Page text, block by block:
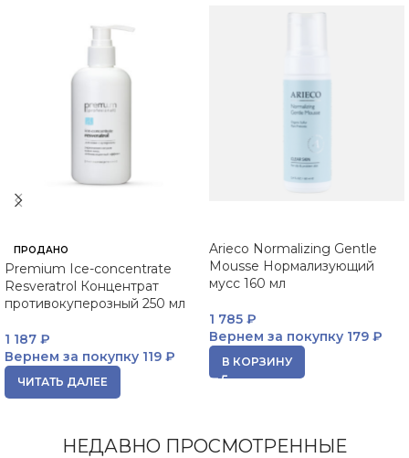
ПРОДАНО
Premium Ice-concentrate
Resveratrol Концентрат
противокуперозный 250 мл
1 187 ₽
Вернем за покупку 119 ₽
ЧИТАТЬ ДАЛЕЕ
Arieco Normalizing Gentle
Mousse Нормализующий
мусс 160 мл
1 785 ₽
Вернем за покупку 179 ₽
В КОРЗИНУ
НЕДАВНО ПРОСМОТРЕННЫЕ